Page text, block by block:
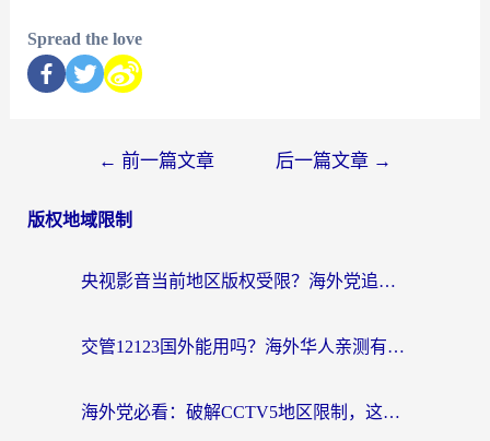
Spread the love
← 前一篇文章 后一篇文章 →
版权地域限制
央视影音当前地区版权受限？海外党追剧看片的终极解决方案来了
交管12123国外能用吗？海外华人亲测有效的回国加速器选择指南
海外党必看：破解CCTV5地区限制，这样看欧洲杯奥运直播才够爽！